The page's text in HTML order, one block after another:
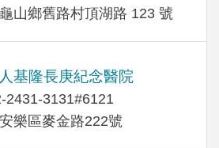
山鄉舊路村頂湖路 123 號
基隆長庚紀念醫院
2431-3131#6121
樂區麥金路222號